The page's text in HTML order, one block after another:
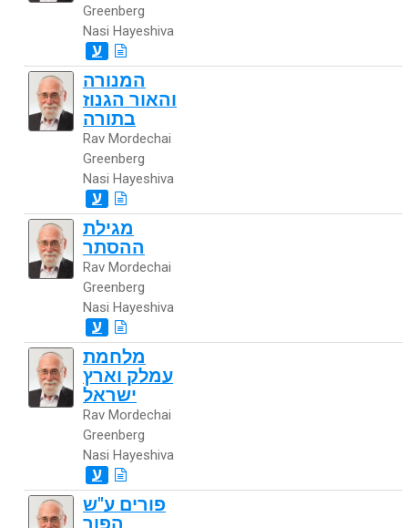
Greenberg
Nasi Hayeshiva
ע
המנורה
והאור הגנוז
בתורה
Rav Mordechai
Greenberg
Nasi Hayeshiva
ע
מגילת
ההסתר
Rav Mordechai
Greenberg
Nasi Hayeshiva
ע
מלחמת
עמלק וארץ
ישראל
Rav Mordechai
Greenberg
Nasi Hayeshiva
ע
פורים ע"ש